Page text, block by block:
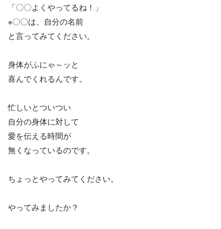
「〇〇よくやってるね！」
※〇〇は、自分の名前
と言ってみてください。
身体がふにゃ～ッと
喜んでくれるんです。
忙しいとついつい
自分の身体に対して
愛を伝える時間が
無くなっているのです。
ちょっとやってみてください。
やってみましたか？